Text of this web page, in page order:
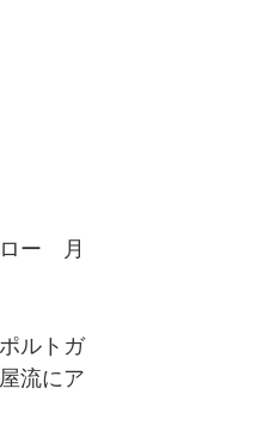
ロー 月
ルトガ
流にア